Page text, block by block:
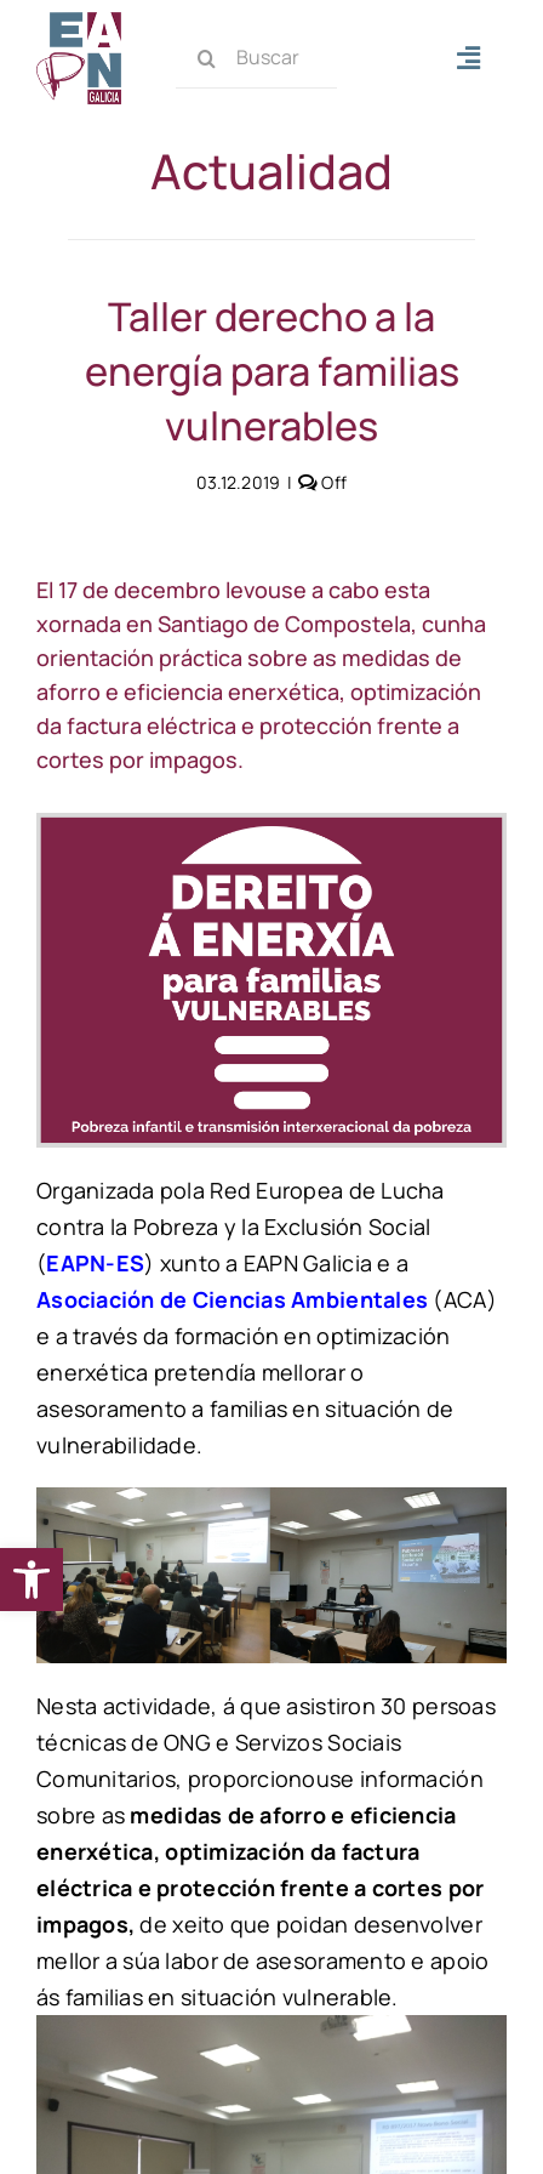
Abrir barra de herramientas
Saltar
contenido
Buscar:
Actualidad
Actualidad
Taller derecho a la
energía para familias
vulnerables
03.12.2019 | OffComments
á
enerxía
familias
vulnerables
El 17de decembro levouse a cabo esta
xornada en Santiago de Compostela, cunha
orientación práctica sobre as medidas de
aforro e eficiencia enerxética, optimización
da factura eléctrica e protección frente a
cortes por impagos.
Organizada pola Red Europea de Lucha
contra la Pobreza y la Exclusión Social
(EAPN-ES) xunto a EAPN Galicia e a
Asociación de Ciencias Ambientales (ACA)
e a través da formación en optimización
enerxética pretendía mellorar o
asesoramento a familias en situación de
vulnerabilidade.
Nesta actividade, á que asistiron 30 persoas
técnicas de ONG e Servizos Sociais
Comunitarios, proporcionouse información
sobre as medidas de aforro e eficiencia
enerxética,optimización da factura
eléctrica e protección frente a cortes por
impagos,de xeito que poidan desenvolver
mellor a súa labor de asesoramento e apoio
ás familias en situación vulnerable.